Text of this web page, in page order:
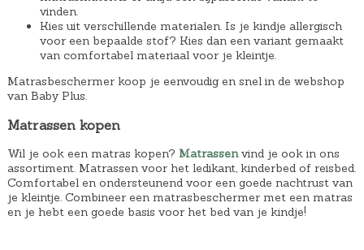
€
9
,
8
vinden.
Kies uit verschillende materialen. Is je kindje allergisch
voor een bepaalde stof? Kies dan een variant gemaakt
van comfortabel materiaal voor je kleintje.
Matrasbeschermer koop je eenvoudig en snel in de webshop
van Baby Plus.
Matrassen kopen
Wil je ook een matras kopen? Matrassenvind je ook in ons
assortiment. Matrassen voor het ledikant, kinderbed of reisbed.
Comfortabel en ondersteunend voor een goede nachtrust van
je kleintje. Combineer een matrasbeschermer met een matras
en je hebt een goede basis voor het bed van je kindje!